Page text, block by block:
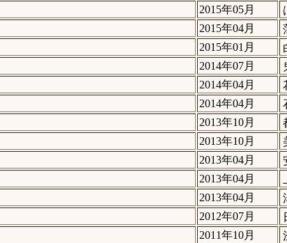
2015年05月
2015年04月
2015年01月
2014年07月
2014年04月
2014年04月
2013年10月
2013年10月
2013年04月
2013年04月
2013年04月
2012年07月
2011年10月